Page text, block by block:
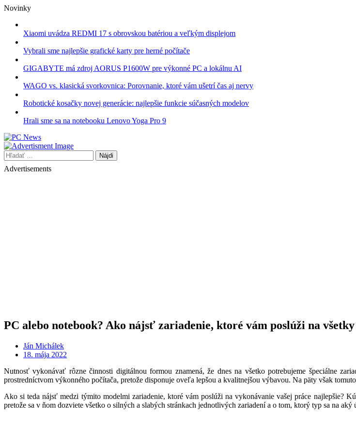
Skip
content
Novinky
Xiaomi uvádza REDMI 17 s obrovskou batériou a veľkým displejom
Vybrali sme najlepšie grafické karty pre herné počítače
GIGABYTE má zdroj AORUS P1600W pre výkonné PC a lokálnu AI
WAGO vs. klasická svorkovnica: Porovnanie, ktoré vám ušetrí čas aj nervy
Robotické kosačky novej generácie: najlepšie funkcie súčasných modelov
Hrali sme sa na notebooku Lenovo Yoga Pro 9
Hľadať:
Advertisements
PC alebo notebook? Ako nájsť zariadenie, ktoré vám poslúži na
Ján Michálek
18. mája 2022
Nutnosť vykonávať rôzne činnosti digitálnou formou znamená, že dnes na všetko potrebujeme špeciálne
prostredníctvom výkonného počítača, pretože disponuje oveľa lepšou a kvalitnejšou výbavou. Na päty však
Ako si teda nájsť medzi týmito modelmi zariadenie, ktoré vám poslúži na vykonávanie vašej práce najlepšie?
pretože sa v ňom dozviete všetko o silných a slabých stránkach jednotlivých zariadení a o tom, ktorý typ sa na aký